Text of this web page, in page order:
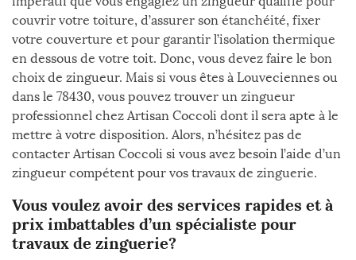
couvrir votre toiture, d’assurer son étanchéité, fixer
votre couverture et pour garantir l’isolation thermique
en dessous de votre toit. Donc, vous devez faire le bon
choix de zingueur. Mais si vous êtes à Louveciennes ou
dans le 78430, vous pouvez trouver un zingueur
professionnel chez Artisan Coccoli dont il sera apte à le
mettre à votre disposition. Alors, n’hésitez pas de
contacter Artisan Coccoli si vous avez besoin l’aide d’un
zingueur compétent pour vos travaux de zinguerie.
Vous voulez avoir des services rapides et à
prix imbattables d’un spécialiste pour
travaux de zinguerie?